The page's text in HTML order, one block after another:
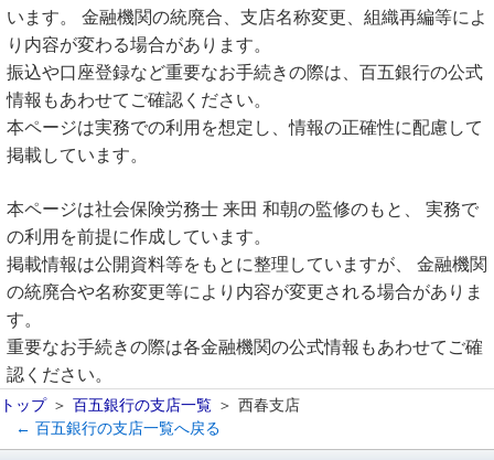
います。 金融機関の統廃合、支店名称変更、組織再編等によ
り内容が変わる場合があります。
振込や口座登録など重要なお手続きの際は、百五銀行の公式
情報もあわせてご確認ください。
本ページは実務での利用を想定し、情報の正確性に配慮して
掲載しています。
本ページは社会保険労務士 来田 和朝の監修のもと、 実務で
の利用を前提に作成しています。
掲載情報は公開資料等をもとに整理していますが、 金融機関
の統廃合や名称変更等により内容が変更される場合がありま
す。
重要なお手続きの際は各金融機関の公式情報もあわせてご確
認ください。
トップ 百五銀行の支店一覧
西春支店
← 百五銀行の支店一覧へ戻る